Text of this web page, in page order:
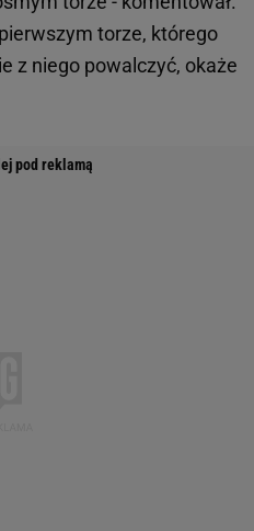
torze, którego
z niego powalczyć, okaże